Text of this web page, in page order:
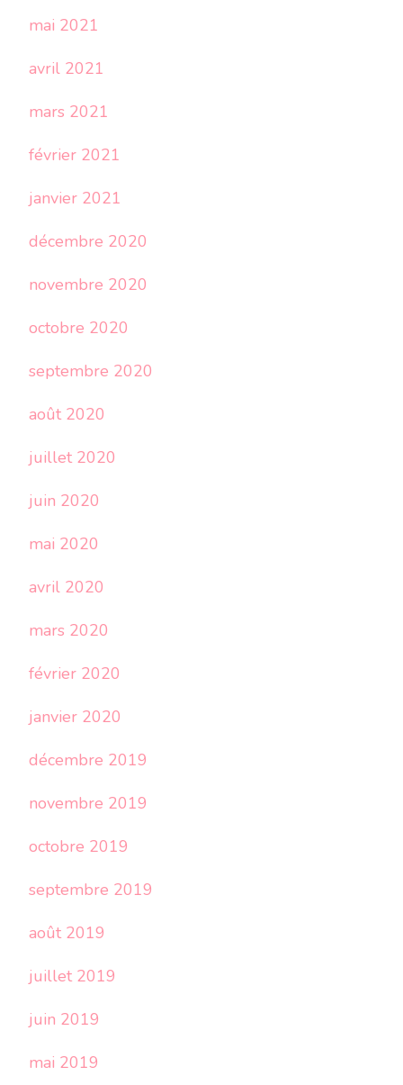
mai 2021
avril 2021
mars 2021
février 2021
janvier 2021
décembre 2020
novembre 2020
octobre 2020
septembre 2020
août 2020
juillet 2020
juin 2020
mai 2020
avril 2020
mars 2020
février 2020
janvier 2020
décembre 2019
novembre 2019
octobre 2019
septembre 2019
août 2019
juillet 2019
juin 2019
mai 2019